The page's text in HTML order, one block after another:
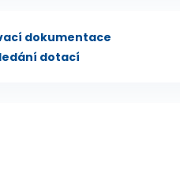
dokumentace
dotací